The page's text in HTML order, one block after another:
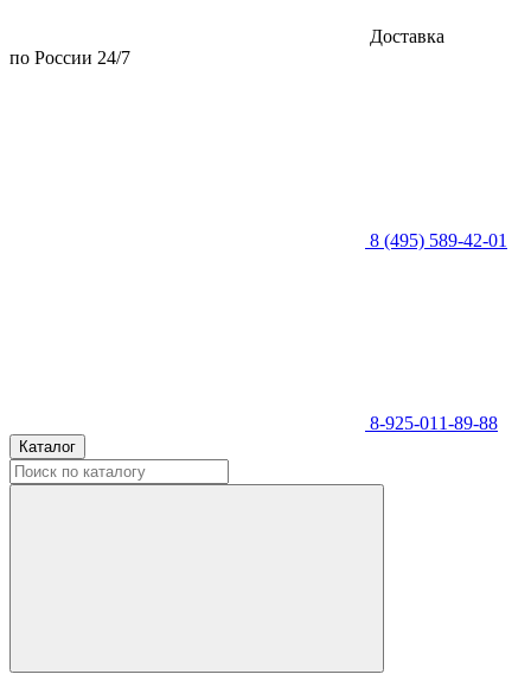
Доставка
по России 24/7
8 (495) 589-42-01
8-925-011-89-88
Каталог